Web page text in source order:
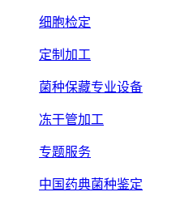
细胞检定
定制加工
菌种保藏专业设备
冻干管加工
专题服务
中国药典菌种鉴定